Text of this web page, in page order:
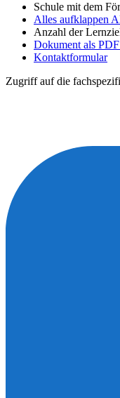
Schule mit dem
Alles aufklappen
Anzahl der
Dokument als
Kontaktformular
Zugriff auf die